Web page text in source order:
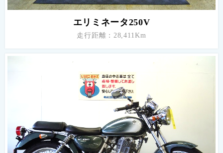
エリミネータ250V
走行距離：28,411Km